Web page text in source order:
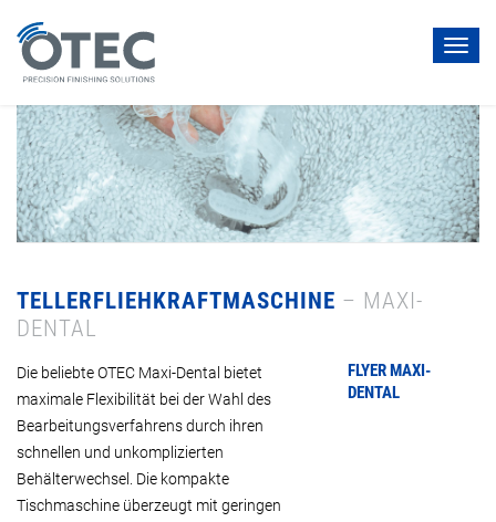
TELLERFLIEHKRAFTMASCHINE – MAXI-
DENTAL
Die beliebte OTEC Maxi-Dental bietet
maximale Flexibilität bei der Wahl des
Bearbeitungsverfahrens durch ihren
schnellen und unkomplizierten
Behälterwechsel. Die kompakte
Tischmaschine überzeugt mit geringen
FLYERMAXI-
DENTAL